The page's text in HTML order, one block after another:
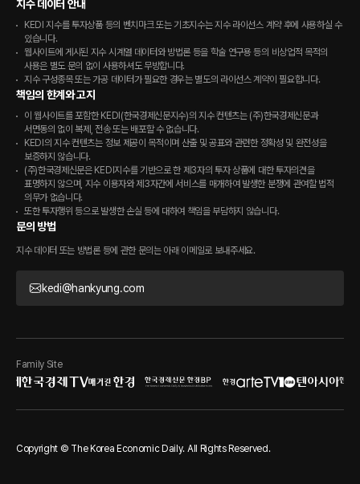
지수 데이터 안내
KEDI 지수를 투자상품 등의 벤치마크 또는 기초지수는 지수 라이선스 계약 후에 사용하실 수
있습니다.
웹사이트에 게시된 지수 시계열 데이터와 방법론 등을 학술 연구용 등의 비상업적 목적의
사용은 별도 문의 없이 사용하셔도 무방합니다.
지수 구성종목 또는 가공 데이터가 필요한 경우는 별도의 라이선스 계약이 필요합니다.
책임의 한계와 고지
이 웹사이트를 포함한 KEDI(한국경제신문지수)의 지수 컨텐츠는 (주)한국경제신문과
서면동의 없이 복제, 전송 또는 배포할 수 없습니다.
KEDI의 지수 컨텐츠는 정보 제공이 목적이며 산출 및 공표와 관련한 정확성 및 완전성을
보증하지 않습니다.
(주)한국경제신문은 KEDI지수를 기반으로 한 제3자의 투자 상품에 대한 투자의견을
표명하지 않으며, 지수 이용자와 제3자간에 서비스를 매개하여 발생한 분쟁에 관여할 법적
의무가 없습니다.
또한 투자행위 등으로 발생한 손실 등에 대하여 책임을 부담하지 않습니다.
문의 방법
지수 데이터 또는 방법론 등에 관한 문의는 아래 이메일로 보내주세요.
KEDI
일
kedi@hankyung.com
Family Site
한국경제 한국경제TV매거진한경 한국경제신문 한경BP
arteTV 텐
Copyright © The Korea Economic Daily. All Rights Reserved.